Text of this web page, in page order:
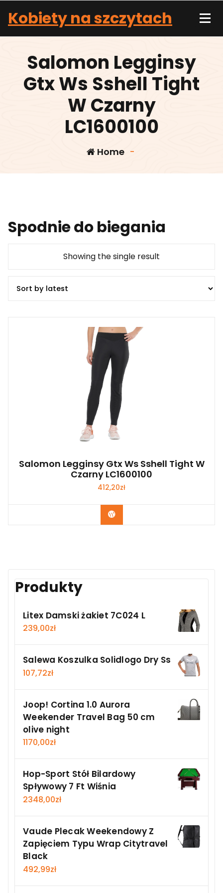
content
Kobiety na szczytach
Salomon Legginsy
Gtx Ws Sshell Tight
W Czarny
LC1600100
Home -
Spodnie do biegania
Showing the single result
Salomon Legginsy Gtx Ws Sshell Tight W
Czarny LC1600100
412,20zł
Kup Teraz
Produkty
Litex Damski żakiet 7C024 L
239,00zł
Salewa Koszulka Solidlogo Dry Ss
107,72zł
Joop! Cortina 1.0 Aurora
Weekender Travel Bag 50 cm
olive night
1170,00zł
Hop-Sport Stół Bilardowy
Spływowy 7 Ft Wiśnia
2348,00zł
Vaude Plecak Weekendowy Z
Zapięciem Typu Wrap Citytravel
Black
492,99zł